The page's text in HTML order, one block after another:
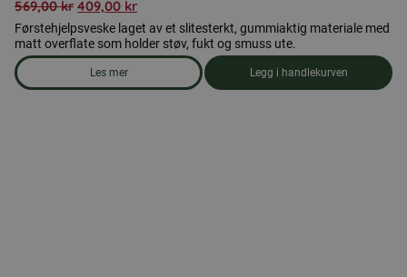
569,00kr 409,00 kr
Førstehjelpsveske laget av et slitesterkt, gummiaktig materiale med
matt overflate som holder støv, fukt og smuss ute.
Les mer
om produkten Førstehjelpsveske, medium
Legg i handlekurven